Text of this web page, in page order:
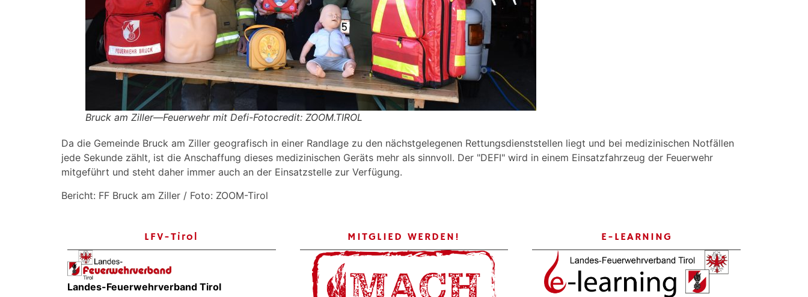
Bruck am Ziller—Feuerwehr mit Defi-Fotocredit: ZOOM.TIROL
Da die Gemeinde Bruck am Ziller geografisch in einer Randlage zu den nächstgelegenen Rettungsdienststellen liegt und bei medizinischen Notfällen
jede Sekunde zählt, ist die Anschaffung dieses medizinischen Geräts mehr als sinnvoll. Der "DEFI" wird in einem Einsatzfahrzeug der Feuerwehr
mitgeführt und steht daher immer auch an der Einsatzstelle zur Verfügung.
Bericht: FF Bruck am Ziller / Foto: ZOOM-Tirol
LFV-Tirol
Landes-Feuerwehrverband Tirol
MITGLIED WERDEN! E-LEARNING